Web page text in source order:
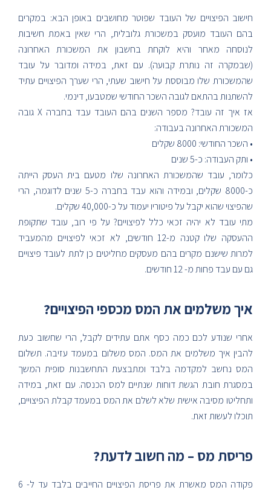
חישוב הפיצויים של העובד שפוטר מחושבים באופן הבא: במקרים
בהם העובד מועסק במשכורת גלובלית, הרי שאין באמת חשיבות
לנוסחה מאחר והיא לוקחת בחשבון את המשכורת האחרונה
(שבמקרה זה נותרת קבועה). עם זאת, במידה ומדובר על עובד
שהמשכורת שלו מבוססת על חישוב שעתי, הרי שערך הפיצויים עתיד
להשתנות בהתאם לגובה השכר החודשי שמטבעו, דינמי.
אז איך זה עובד? מספר השנים בהם העובד עבד בחברה X גובה
המשכורת האחרונה בעבודה:
• השכר החודשי: 8000 שקלים
• ותק העבודה: כ-5 שנים
כלומר, עובד שהמשכורת האחרונה שלו מטעם בית העסק הייתה
כ-8000 שקלים, ובמידה והוא עבד בחברה כ-5 שנים לדוגמה, הרי
שהפיצוי שהוא יקבל על פיטוריו יעמוד על כ-40,000 שקלים.
מתי עובד לא יהיה זכאי כלל לפיצויים? על פי רוב, עובד שתקופת
ההעסקה שלו קטנה מ-12 חודשים, לא זכאי לפיצויים מהמעביד
למרות שישנם מקרים בהם מעסקים מחליטים כן לתת לעובד פיצויים
גם עם עבד פחות מ- 12 חודשים.
איך משלמים את המס מכספי הפיצויים?
אחרי שנודע לכם כמה כסף אתם עתידים לקבל, הרי שחשוב כעת
להבין איך משלמים את המס. המס משלום במעמד עזיבה. תשלום
המס נחשב למקדמה בלבד ומתבצעת התחשבנות סופית המשך
במסגרת חובת הגשת דוחות שנתיים למס הכנסה. עם זאת, במידה
ותחליטו מסיבה אישית שלא לשלם את המס במעמד קבלת הפיצויים,
תוכלו לעשות זאת.
פריסת מס – מה חשוב לדעת?
פקודה המס מאשרת את פריסת הפיצויים החייבים בלבד עד ל- 6